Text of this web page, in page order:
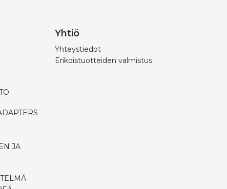
JA
Yhtiö
Yhteystiedot
Erikoistuotteiden valmistus